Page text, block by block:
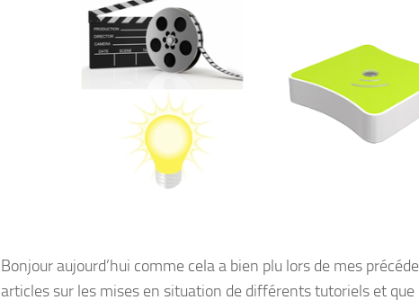
Bonjour aujourd’hui comme cela a bien plu lors de mes
articles sur les mises en situation de différents tutoriels et que